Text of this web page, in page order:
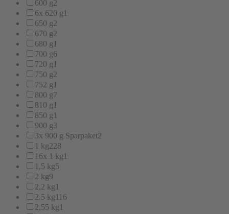
600 g2
6x 620 g1
650 g2
670 g2
680 g1
700 g6
720 g1
750 g2
752 g1
800 g7
810 g1
850 g1
900 g3
3x 900 g Sparpaket2
1 kg228
16x 1 kg1
1,5 kg5
2 kg9
2,2 kg1
2,5 kg116
2,55 kg1